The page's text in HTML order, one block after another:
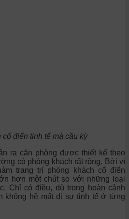
cổ điển tinh tế mà cầu kỳ
ra căn phòng được thiết kế theo
có phòng khách rất rộng. Bởi vì
trang trí phòng khách cổ điển
hơn một chút so với những loại
Chỉ có điều, dù trong hoàn cảnh
không hề mất đi sự tinh tế ở từng